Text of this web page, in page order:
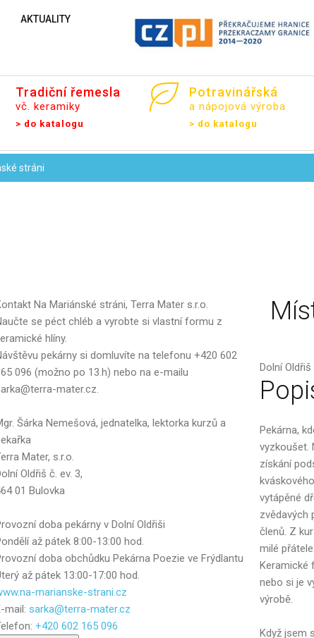
AKTUALITY
Tradiční řemesla
vč. keramiky
> do katalogu
Potravinářská
a nápojová výroba
> do katalogu
stráni
Na Mariánské stráni, Terra Mater s.r.o.
se péct chléb a vyrobte si vlastní formu z
hlíny.
pekárny si domluvíte na telefonu +420 602
096 (možno po 13.h) nebo na e-mailu
mater.cz.
Šárka Nemešová, jednatelka, lektorka kurzů a
Mater, s.r.o.
Oldřiš č. ev. 3,
01 Bulovka
doba pekárny v Dolní Oldřiši
až pátek 8:00-13:00 hod.
doba obchůdku Pekárna Poezie ve Frýdlantu
až pátek 13:00-17:00 hod.
marianske-strani.cz
mail: sarka@terra-mater.cz
+420 602 165 096
e-mail
Poslat
Dolní Oldřiš
Pekárna,
vyzkoušet.
získání
vytápěné
zvědavých
členů. Z
milé
Keramické
nebo si je
výrobě.
Když jsem